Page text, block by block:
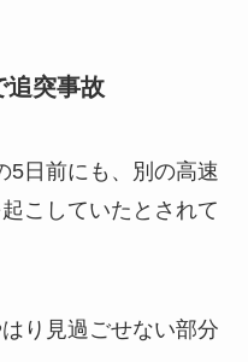
追突事故
5日前にも、別の高速
こしていたとされて
り見過ごせない部分